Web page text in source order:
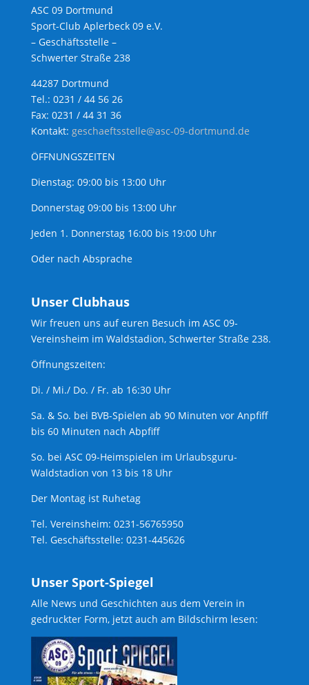
ASC 09 Dortmund
Sport-Club Aplerbeck 09 e.V.
– Geschäftsstelle –
Schwerter Straße 238
44287 Dortmund
Tel.: 0231 / 44 56 26
Fax: 0231 / 44 31 36
Kontakt: geschaeftsstelle@asc-09-dortmund.de
ÖFFNUNGSZEITEN
Dienstag: 09:00 bis 13:00 Uhr
Donnerstag 09:00 bis 13:00 Uhr
Jeden 1. Donnerstag 16:00 bis 19:00 Uhr
Oder nach Absprache
Unser Clubhaus
Wir freuen uns auf euren Besuch im ASC 09-
Vereinsheim im Waldstadion, Schwerter Straße 238.
Öffnungszeiten:
Di. / Mi./ Do. / Fr. ab 16:30 Uhr
Sa. & So. bei BVB-Spielen ab 90 Minuten vor Anpfiff
bis 60 Minuten nach Abpfiff
So. bei ASC 09-Heimspielen im Urlaubsguru-
Waldstadion von 13 bis 18 Uhr
Der Montag ist Ruhetag
Tel. Vereinsheim: 0231-56765950
Tel. Geschäftsstelle: 0231-445626
Unser Sport-Spiegel
Alle News und Geschichten aus dem Verein in
gedruckter Form, jetzt auch am Bildschirm lesen: